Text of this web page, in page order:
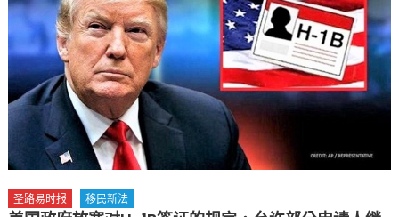
合作 Peter Raven 博士逝世 享年89岁
一晃三十年，初夏又相逢。中华日，等你来赴约 —— 密苏里植物
园“中华日三十周年特别报道（五）
筝声与琴韵交汇：刘励(Li Statler)与钢琴家Darek演绎一场古筝
与钢琴的精彩对话
圣路易时报 移民新法